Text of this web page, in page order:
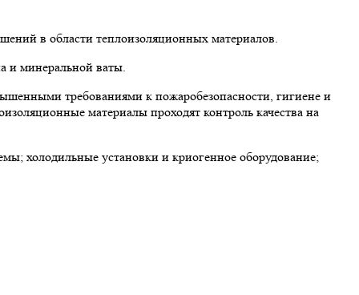
в области теплоизоляционных материалов.
и минеральной ваты.
требованиями к пожаробезопасности, гигиене и
материалы проходят контроль качества на
холодильные установки и криогенное оборудование;